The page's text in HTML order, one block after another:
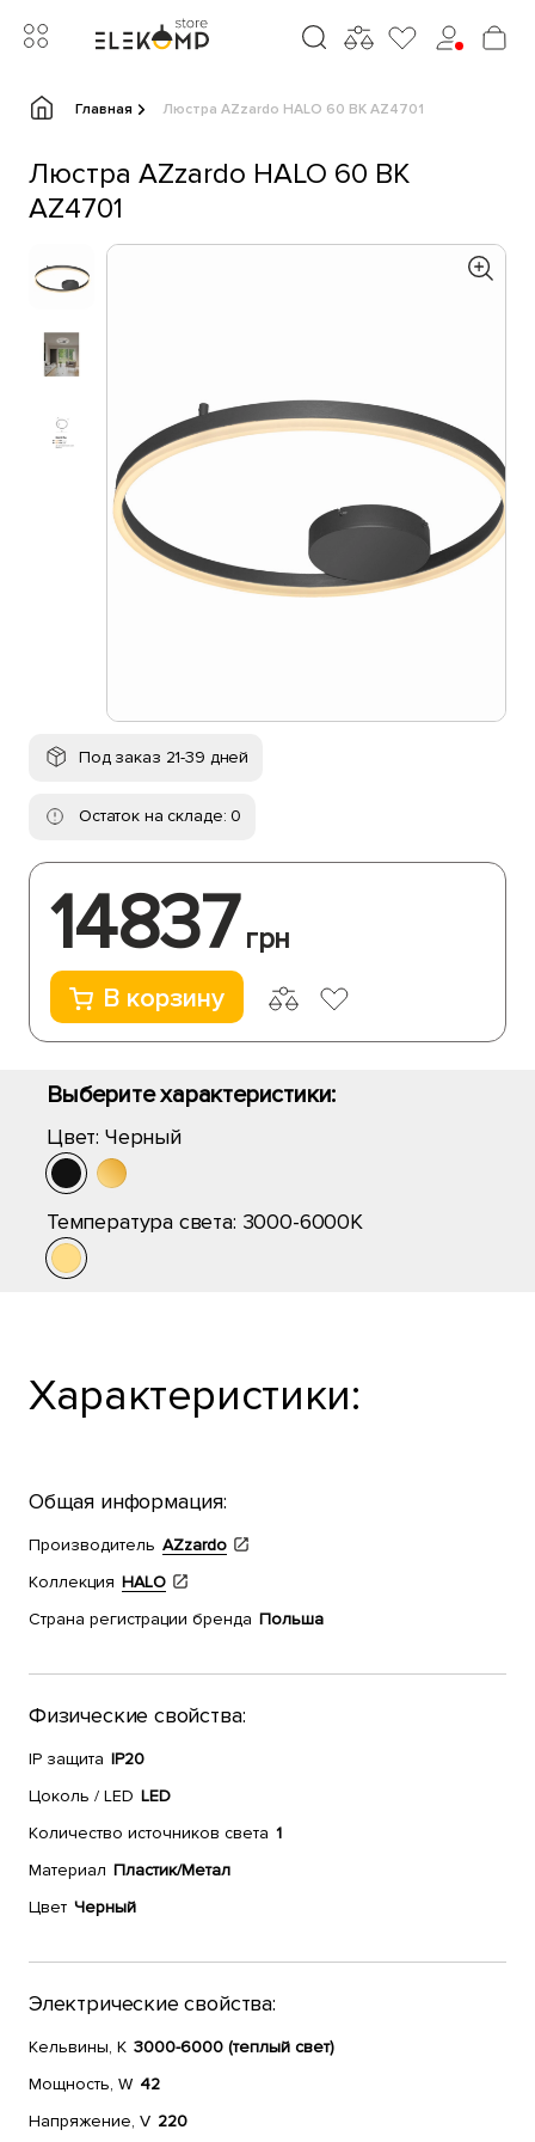
Главная Люстра AZzardo HALO 60 BK AZ4701
Люстра AZzardo HALO 60 BK
AZ4701
Под заказ 21-39 дней
Остаток на складе: 0
14837 грн
В корзину
Выберите характеристики:
Цвет: Черный
Температура света: 3000-6000K
Характеристики:
Общая информация:
Производитель AZzardo
Коллекция HALO
Страна регистрации бренда Польша
Физические свойства:
IP защита IP20
Цоколь / LED LED
Количество источников света 1
Материал Пластик/Метал
Цвет Черный
Электрические свойства:
Кельвины, К 3000-6000 (теплый свет)
Мощность, W 42
Напряжение, V 220